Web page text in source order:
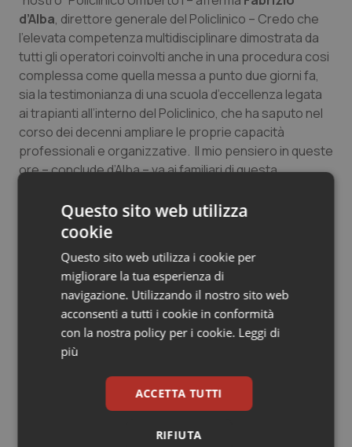
Salute orale & impianti
Sangue & coagulazione
Tiroide
Tumore al seno
Tumori del Polmone & Testa Collo
Tumori gastrointestinali
Ulcera & Reflusso
Vaccini
d’Alba, direttore generale del Policlinico – Credo che
l’elevata competenza multidisciplinare dimostrata da
tutti gli operatori coinvolti anche in una procedura cosi
complessa come quella messa a punto due giorni fa,
sia la testimonianza di una scuola d’eccellenza legata
ai trapianti all’interno del Policlinico, che ha saputo nel
corso dei decenni ampliare le proprie capacità
professionali e organizzative. Il mio pensiero in queste
ore – conclude d’Alba – va ai familiari di questa
supportato le sue scelte anche in un momento di
grande dolore per la perdita della loro cara”.
Cardillo (CNT): “Un’ottima notizia per tutta la
Rete trapiantologica nazionale”
19 Maggio 2022
Questo sito web utilizza
cookie
Questo sito web utilizza i cookie per
migliorare la tua esperienza di
navigazione. Utilizzando il nostro sito web
acconsenti a tutti i cookie in conformità
con la nostra policy per i cookie. Leggi di
più
ACCETTA TUTTI
RIFIUTA